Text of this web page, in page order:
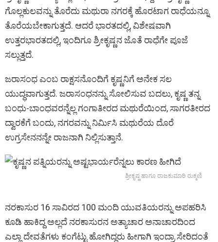
ಗೊಲ್ಲಕುಲವನ್ನು ತೊರೆದು ಮಥುರಾ ನಗರಕ್ಕೆ ಹೊರಟಾಗ ರಾಧೆಯನ್ನೂ
ತೊರೆಯಬೇಕಾಗುತ್ತದೆ. ಆದರೆ ಭಾರತದಲ್ಲಿ, ವಿಶೇಷವಾಗಿ
ಉತ್ತರಭಾರತದಲ್ಲಿ, ಇಂದಿಗೂ ಶ್ರೀಕೃಷ್ಣನ ಜೊತೆ ರಾಧೆಗೇ ಪೂಜೆ
ಸಲ್ಲುತ್ತದೆ.
ಜರಾಸಂಧ ಎಂಬ ರಾಕ್ಷಸನೊಂದಿಗೆ ಕೃಷ್ಣನಿಗೆ ಅನೇಕ ಸಲ
ಯುದ್ಧವಾಗುತ್ತದೆ. ಜರಾಸಂಧನನ್ನು ಸೋಲಿಸುವ ಬದಲು, ಕೃಷ್ಣ ತನ್ನ
ಬಂಧು-ಬಾಂಧವರನ್ನೆಲ್ಲ ಗಂಗಾತೀರದ ಮಥುರೆಯಿಂದ, ಸಾಗರತೀರದ
ದ್ವಾರಕೆಗೆ ಬಂದು, ನಗರವನ್ನು ನಿರ್ಮಿಸಿ ಮಥುರೆಯ ದೊರೆ
ಉಗ್ರಸೇನನನ್ನೇ ರಾಜನಾಗಿ ನಿಲ್ಲಿಸುತ್ತಾನೆ.
ಶ್ರೀಕೃಷ್ಣ ಹಾಗೂ ರಾಜಕುಮಾರಿ ರುಕ್ಮಣಿ
ನರಕಾಸುರ 16 ಸಾವಿರದ 100 ಮಂದಿ ಯುವತಿಯರನ್ನು ಅಪಹರಿಸಿ
ಕೂಡಿ ಹಾಕಿದ್ದ ಅಲ್ಲದೆ ನರಕಾಸುರನ ಅತ್ಯಾಚಾರ ಅನಾಚಾರದಿಂದ
ಎಲ್ಲಾ ದೇವತೆಗಳು ಕಂಗೆಟ್ಟು ಹೋಗಿದ್ದರು ಹೀಗಾಗಿ ಇಂದ್ರಾ ಸೇರಿದಂತೆ